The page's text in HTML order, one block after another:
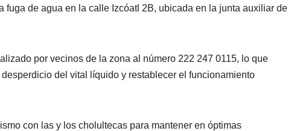
de agua en la calle Izcóatl 2B, ubicada en la junta auxiliar de
por vecinos de la zona al número 222 247 0115, lo que
del vital líquido y restablecer el funcionamiento
con las y los cholultecas para mantener en óptimas